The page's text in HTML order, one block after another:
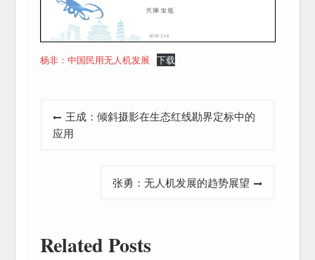
杨非：中国民用无人机发展 下载
章
王成：倾斜摄影在生态红线勘界定标中的
应用
张勇：无人机发展的趋势展望
Related Posts